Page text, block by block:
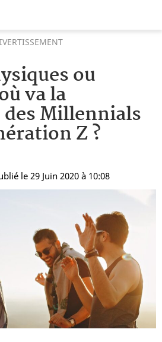
ou
va la
Millennials
Z ?
le 29 Juin 2020 à 10:08